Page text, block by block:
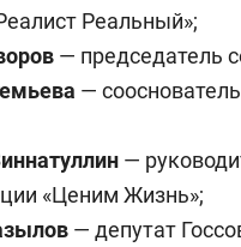
Реальный»;
— председатель
—
—
«Ценим Жизнь»;
— депутат